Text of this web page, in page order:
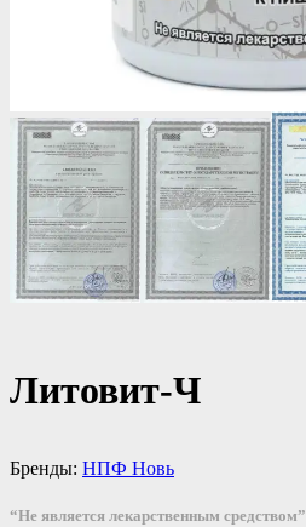
Литовит-Ч
Бренды: НПФ Новь
“Не является лекарственным средством”